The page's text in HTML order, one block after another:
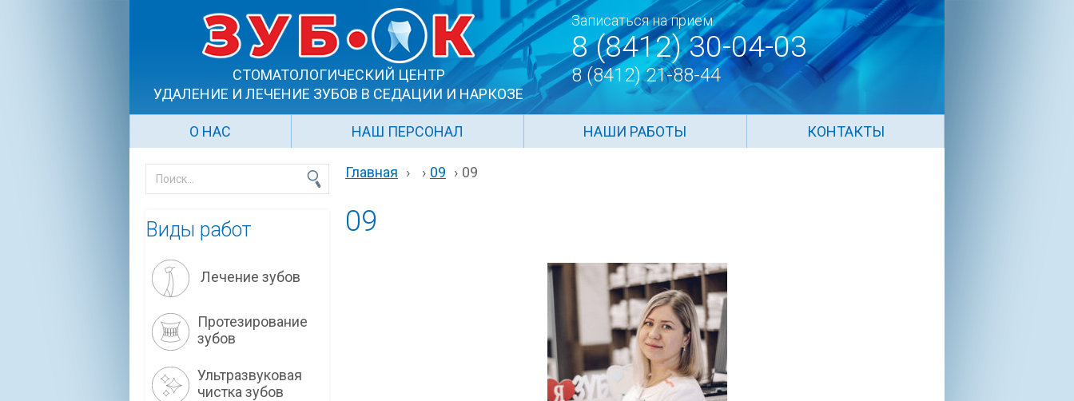
СТОМАТОЛОГИЧЕСКИЙ ЦЕНТР
УДАЛЕНИЕ И ЛЕЧЕНИЕ ЗУБОВ В СЕДАЦИИ И НАРКОЗЕ
Записаться на прием:
8 (8412) 30-04-03
8 (8412) 21-88-44
О НАС НАШ ПЕРСОНАЛ НАШИ РАБОТЫ КОНТАКТЫ
Виды работ
Лечение зубов
Протезирование
зубов
Ультразвуковая
чистка зубов
Главная › › 09 › 09
09